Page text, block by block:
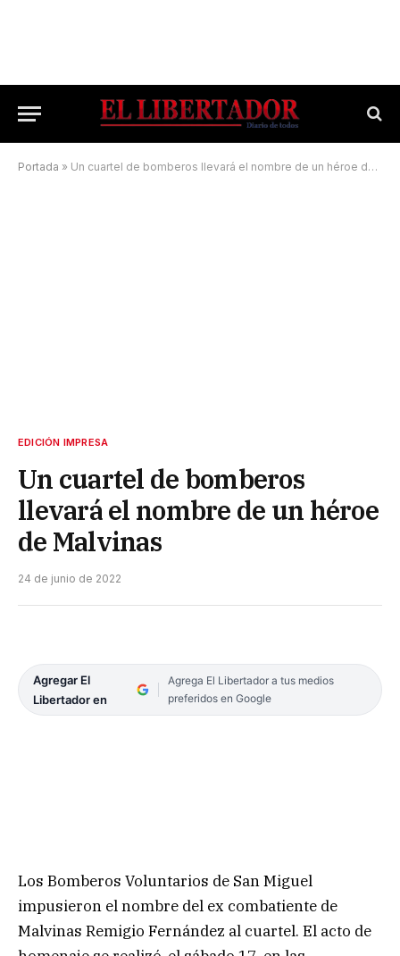
Portada » Un cuartel de bomberos llevará el nombre de un héroe de Malvinas
EDICIÓN IMPRESA
Un cuartel de bomberos
llevará el nombre de un héroe
de Malvinas
24 de junio de 2022
Agregar El
Libertador en
Agrega El Libertador a tus medios
preferidos en Google
Los Bomberos Voluntarios de San Miguel
impusieron el nombre del ex combatiente de
Malvinas Remigio Fernández al cuartel. El acto de